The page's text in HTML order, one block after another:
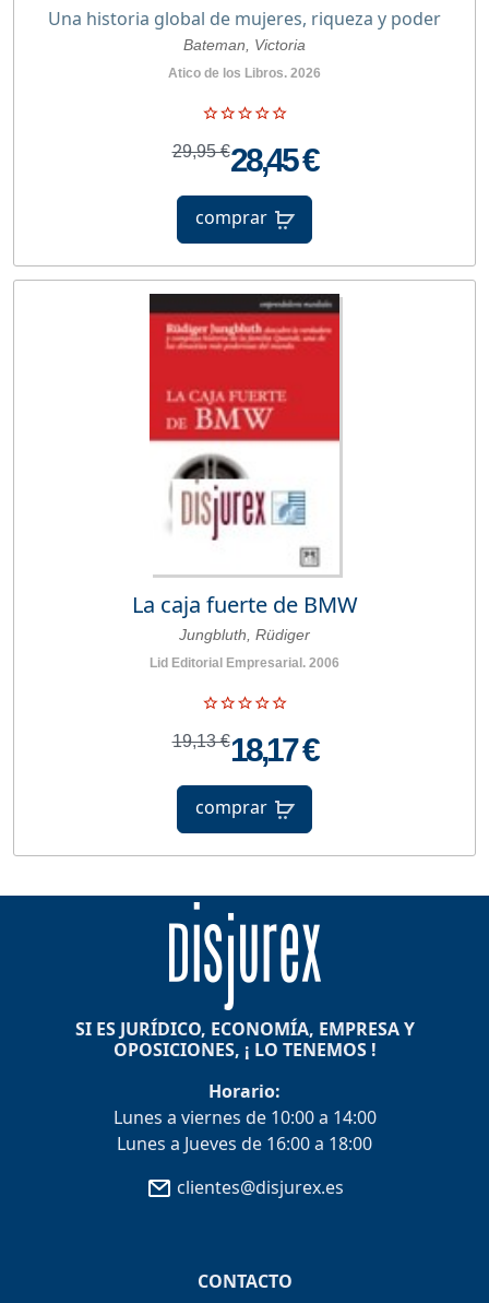
Una historia global de mujeres, riqueza y poder
Bateman, Victoria
Atico de los Libros. 2026
29,95 €28,45 €
comprar
La caja fuerte de BMW
Jungbluth, Rüdiger
Lid Editorial Empresarial. 2006
19,13 €18,17 €
comprar
SI ES JURÍDICO, ECONOMÍA, EMPRESA Y
OPOSICIONES, ¡ LO TENEMOS !
Horario:
Lunes a viernes de 10:00 a 14:00
Lunes a Jueves de 16:00 a 18:00
clientes@disjurex.es
CONTACTO